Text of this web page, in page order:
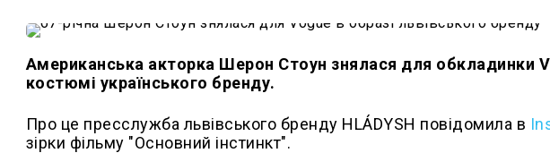
Американська акторка Шерон Стоун знялася для обкладинки
костюмі українського бренду.
Про це пресслужба львівського бренду HLÁDYSH повідомила в
зірки фільму "Основний інстинкт".